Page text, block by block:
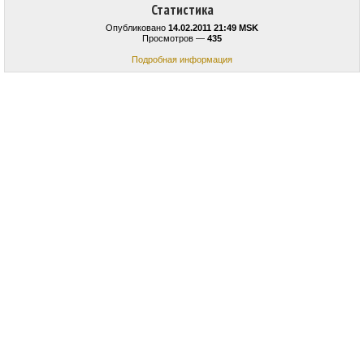
Статистика
Опубликовано 14.02.2011 21:49 MSK
Просмотров — 435
Подробная информация